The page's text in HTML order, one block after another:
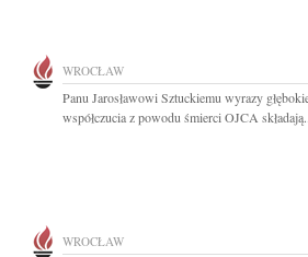
WROCŁAW
Panu Jarosławowi Sztuckiemu wyrazy
współczucia z powodu śmierci OJCA
WROCŁAW